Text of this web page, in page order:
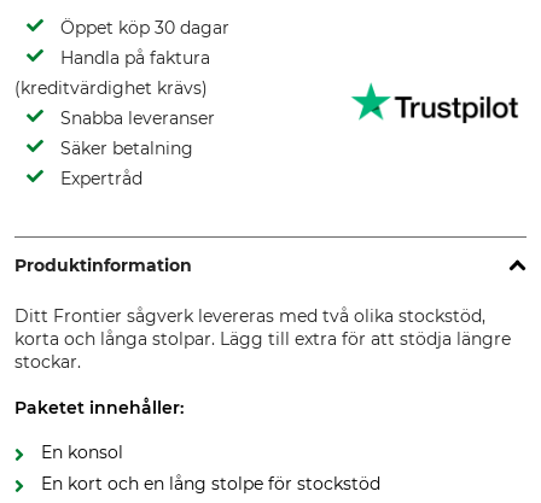
Öppet köp 30 dagar
Handla på faktura
(kreditvärdighet krävs)
Snabba leveranser
Säker betalning
Expertråd
Produktinformation
Ditt Frontier sågverk levereras med två olika stockstöd,
korta och långa stolpar. Lägg till extra för att stödja längre
stockar.
Paketet innehåller:
En konsol
En kort och en lång stolpe för stockstöd